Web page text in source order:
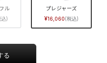
ル
プレジャーズ
16,060